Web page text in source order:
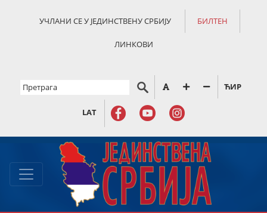
УЧЛАНИ СЕ У ЈЕДИНСТВЕНУ СРБИЈУ БИЛТЕН
ЛИНКОВИ
ЋИР
LAT